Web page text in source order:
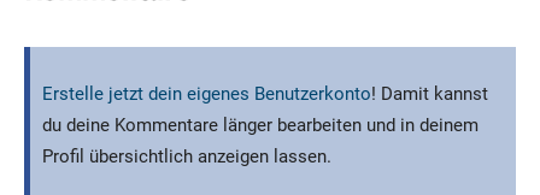
Erstelle jetzt dein eigenes Benutzerkonto! Damit kannst
du deine Kommentare länger bearbeiten und in deinem
Profil übersichtlich anzeigen lassen.